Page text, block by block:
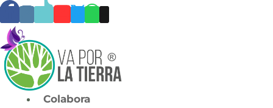
Skip
to
content
Colabora